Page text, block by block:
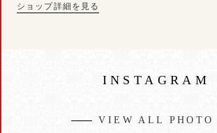
ショップ詳細を見る
INSTAGRAM
VIEW ALL PHOTO